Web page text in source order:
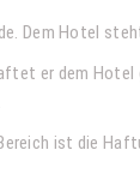
Dem Hotel
er dem
ist die